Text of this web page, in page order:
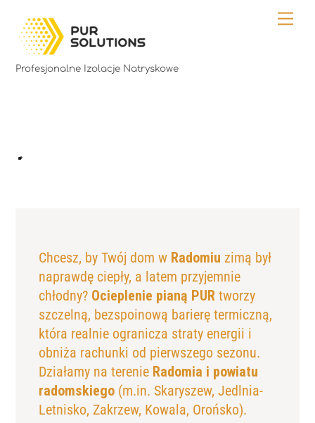
content
Profesjonalne Izolacje Natryskowe
Chcesz, by Twój dom w Radomiu zimą był
naprawdę ciepły, a latem przyjemnie
chłodny? Ocieplenie pianą PURtworzy
szczelną, bezspoinową barierę termiczną,
która realnie ogranicza straty energii i
obniża rachunki od pierwszego sezonu.
Działamy na terenie Radomia i powiatu
radomskiego(m.in. Skaryszew, Jedlnia-
Letnisko, Zakrzew, Kowala, Orońsko).